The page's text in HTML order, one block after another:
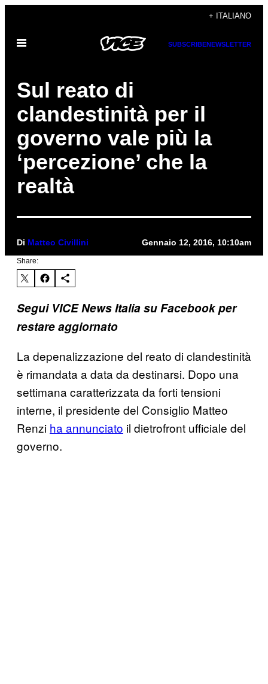
contenuto
+ ITALIANO
Apri
SUBSCRIBENEWSLETTER
Sul reato di
clandestinità per il
governo vale più la
‘percezione’ che la
realtà
Di Matteo Civillini Gennaio 12, 2016, 10:10am
Share:
Segui VICE News Italia su Facebook per
restare aggiornato
La depenalizzazione del reato di clandestinità
è rimandata a data da destinarsi. Dopo una
settimana caratterizzata da forti tensioni
interne, il presidente del Consiglio Matteo
Renzi ha annunciato il dietrofront ufficiale del
governo.